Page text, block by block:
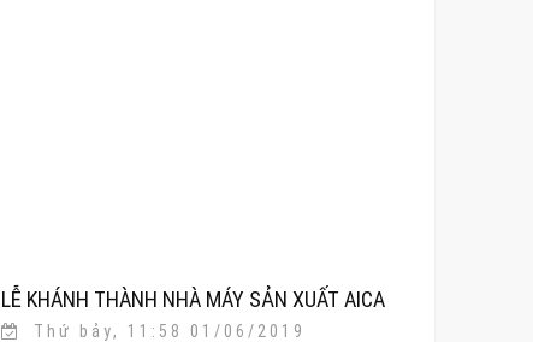
LỄ KHÁNH THÀNH NHÀ MÁY SẢN XUẤT AICA
TẠI ĐỒNG NAI
Thứ bảy, 11:58 01/06/2019